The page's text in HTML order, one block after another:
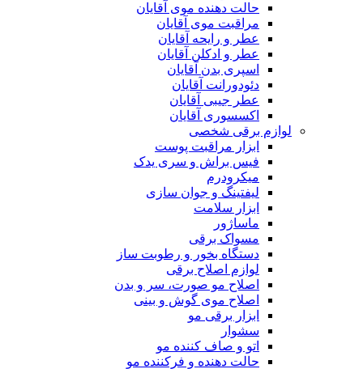
حالت دهنده موی آقایان
مراقبت موی آقایان
عطر و رایحه آقایان
عطر و ادکلن آقایان
اسپری بدن آقایان
دئودورانت آقایان
عطر جیبی آقایان
اکسسوری آقایان
لوازم برقی شخصی
ابزار مراقبت پوست
فیس براش و سری یدک
میکرودرم
لیفتینگ و جوان سازی
ابزار سلامت
ماساژور
مسواک برقی
دستگاه بخور و رطوبت ساز
لوازم اصلاح برقی
اصلاح مو صورت، سر و بدن
اصلاح موی گوش و بینی
ابزار برقی مو
سشوار
اتو و صاف کننده مو
حالت دهنده و فرکننده مو